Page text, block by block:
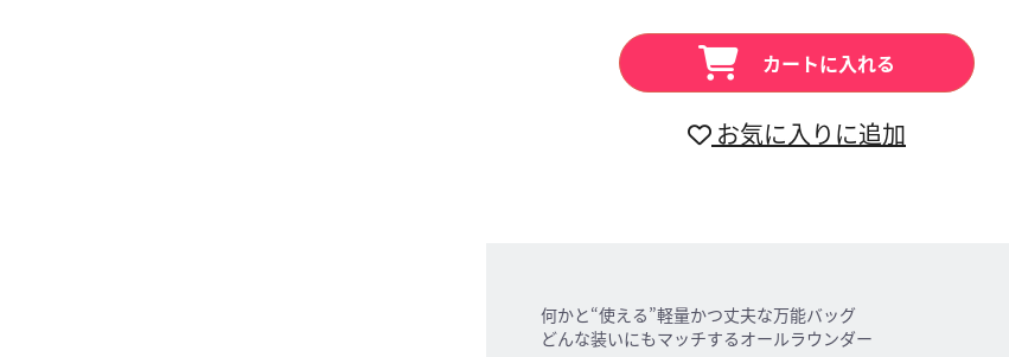
カートに入れる
お気に入りに追加
何かと“使える”軽量かつ丈夫な万能バッグ
どんな装いにもマッチするオールラウンダー